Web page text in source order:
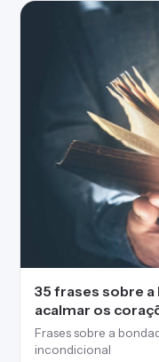
35 frases sobre a
acalmar os
Frases sobre a
incondicional